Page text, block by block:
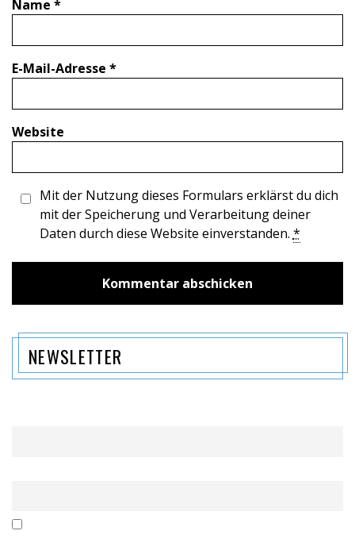
Name *
E-Mail-Adresse *
Website
Mit der Nutzung dieses Formulars erklärst du dich
mit der Speicherung und Verarbeitung deiner
Daten durch diese Website einverstanden. *
NEWSLETTER